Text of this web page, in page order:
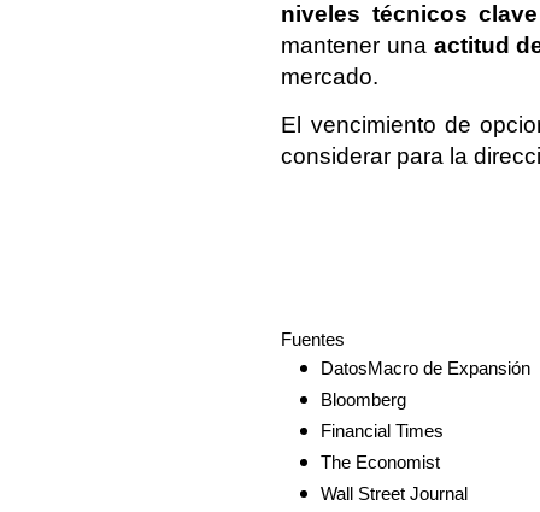
niveles técnicos clave
mantener una actitud
mercado.
El vencimiento de
considerar para la
Fuentes
DatosMacro de Expansión
Bloomberg
Financial Times
The Economist
Wall Street Journal